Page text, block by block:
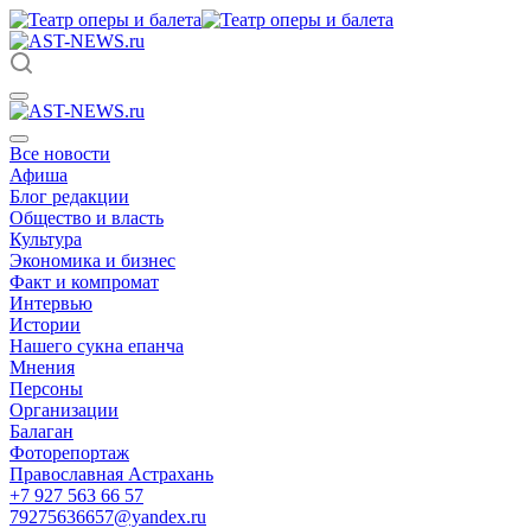
Все новости
Афиша
Блог редакции
Общество и власть
Культура
Экономика и бизнес
Факт и компромат
Интервью
Истории
Нашего сукна епанча
Мнения
Персоны
Организации
Балаган
Фоторепортаж
Православная Астрахань
+7 927 563 66 57
79275636657@yandex.ru